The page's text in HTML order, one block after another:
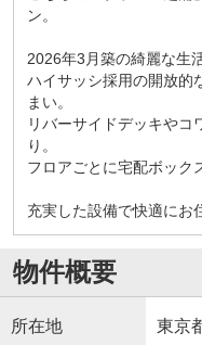
ン。
2026年3月築の綺麗な生
ハイサッシ採用の開放的
まい。
リバーサイドデッキやコ
り。
フロアごとに宅配ボック
充実した設備で快適にお
物件概要
所在地 東京